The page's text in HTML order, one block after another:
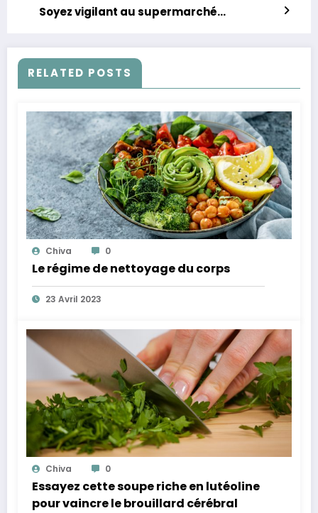
Soyez vigilant au supermarché…
RELATED POSTS
Chiva 0
Le régime de nettoyage du corps
23 Avril 2023
Chiva 0
Essayez cette soupe riche en lutéoline
pour vaincre le brouillard cérébral